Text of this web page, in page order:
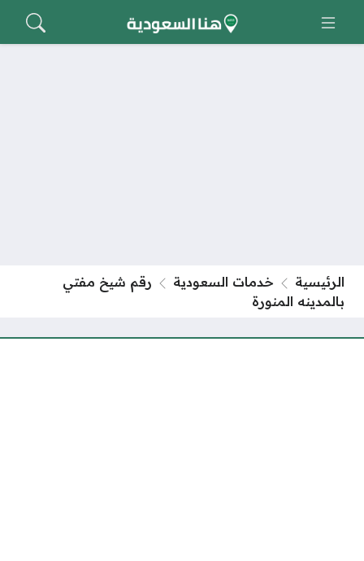
الرئيسية خدمات السعودية
رقم شيخ مفتي
بالمدينه المنورة